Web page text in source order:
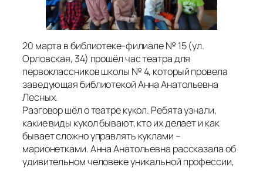
20 марта в библиотеке-филиале № 15 (ул.
Орловская, 34) прошёл час театра для
первоклассников школы № 4, который провела
заведующая библиотекой Анна Анатольевна
Лесных.
Разговор шёл о театре кукол. Ребята узнали,
какие виды кукол бывают, кто их делает и как
бывает сложно управлять куклами –
марионетками. Анна Анатольевна рассказала об
удивительном человеке уникальной профессии,